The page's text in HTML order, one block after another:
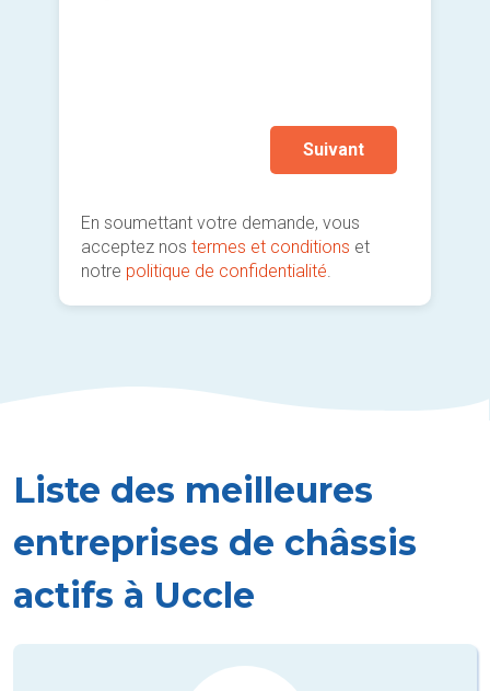
Suivant
En soumettant votre demande, vous
acceptez nostermes et conditions et
notre politique de confidentialité
Liste des meilleures
entreprises de châssis
actifs à Uccle